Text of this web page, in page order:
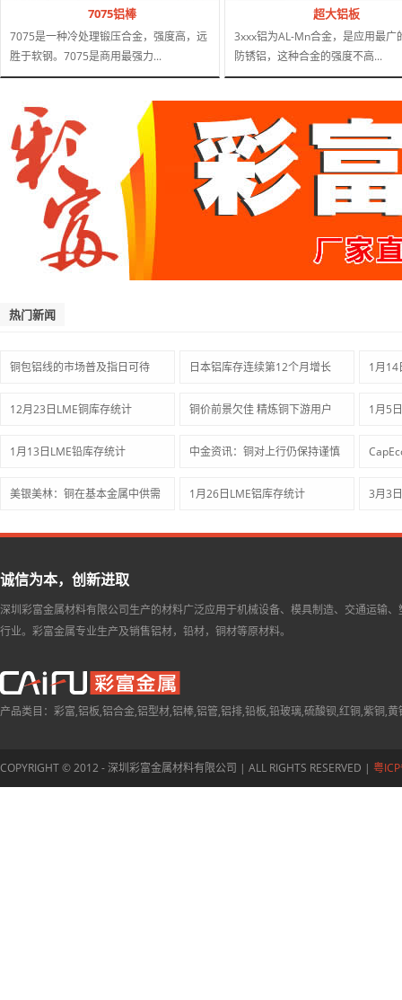
7075铝棒
7075是一种冷处理锻压合金，强度高，远
胜于软钢。7075是商用最强力...
超大铝板
3xxx铝为AL-Mn合金，是应用最广
防锈铝，这种合金的强度不高...
热门新闻
铜包铝线的市场普及指日可待 日本铝库存连续第12个月增长 1月14
12月23日LME铜库存统计 铜价前景欠佳 精炼铜下游用户 1月5
1月13日LME铅库存统计 中金资讯：铜对上行仍保持谨慎
美银美林：铜在基本金属中供需 1月26日LME铝库存统计 3月3
诚信为本，创新进取
深圳彩富金属材料有限公司生产的材料广泛应用于机械设备、模具制造、交通运输
行业。彩富金属专业生产及销售铝材，铅材，铜材等原材料。
产品类目：彩富,铝板,铝合金,铝型材,铝棒,铝管,铝排,铅板,铅玻璃,硫酸钡,红铜,紫铜,
COPYRIGHT © 2012 - 深圳彩富金属材料有限公司 | ALL RIGHTS RESERVED | 粤